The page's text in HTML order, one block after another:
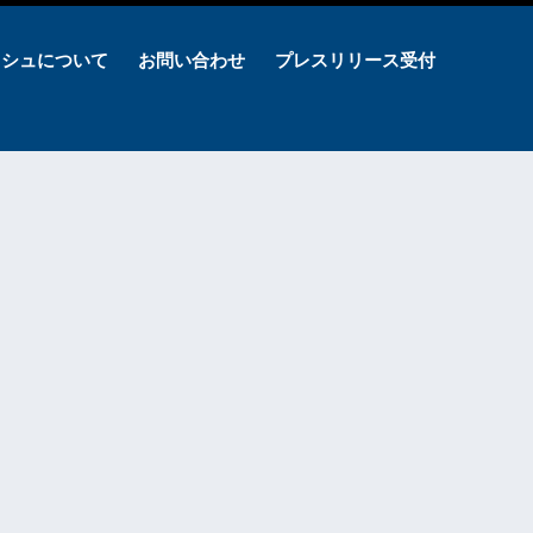
ュについて お問い合わせ プレスリリース受付